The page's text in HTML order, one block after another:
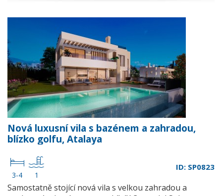
Nová luxusní vila s bazénem a zahradou,
blízko golfu, Atalaya
3-4 1
ID: SP0823
Samostatně stojící nová vila s velkou zahradou a